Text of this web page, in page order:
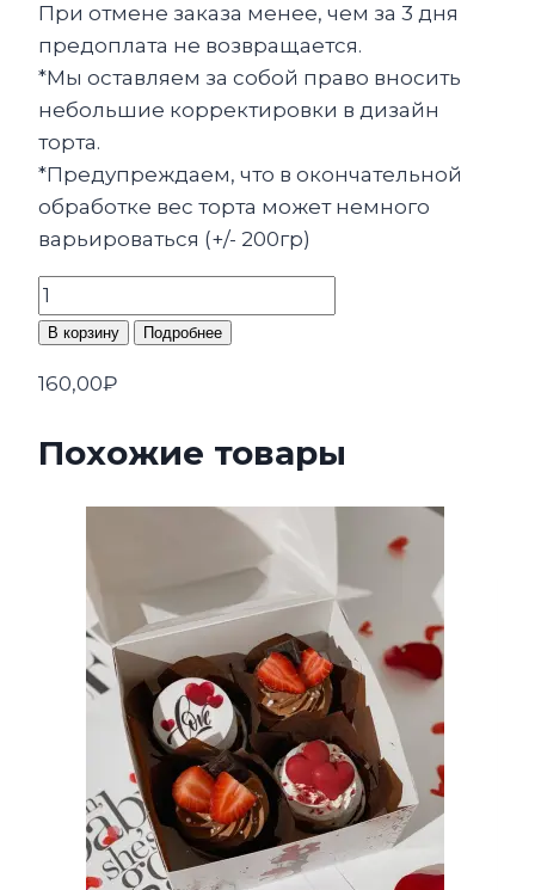
При отмене заказа менее, чем за 3 дня
предоплата не возвращается.
*Мы оставляем за собой право вносить
небольшие корректировки в дизайн
торта.
*Предупреждаем, что в окончательной
обработке вес торта может немного
варьироваться (+/- 200гр)
Количество
товара
пряник
В корзину Подробнее
160,00₽
Похожие товары